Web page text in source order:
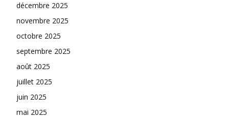
décembre 2025
novembre 2025
octobre 2025
septembre 2025
août 2025
juillet 2025
juin 2025
mai 2025